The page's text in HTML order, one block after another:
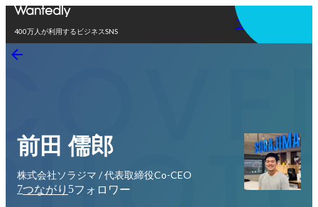
400万人が利用するビジネスSNS
アプリを使う
前田 儒郎
株式会社ソラジマ / 代表取締役Co-CEO
7つながり 5フォロワー